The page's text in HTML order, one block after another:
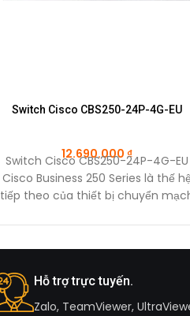
Switch Cisco CBS250-24P-4G-EU
12.690.000 ₫
Switch Cisco CBS250-24P-4G-EU
Cisco Business 250 Series là thế hệ
tiếp theo của thiết bị chuyển
Hỗ trợ trực tuyến.
Zalo, TeamViewer,